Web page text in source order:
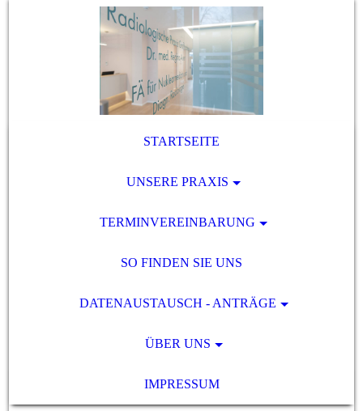
STARTSEITE
UNSERE PRAXIS
TERMINVEREINBARUNG
SO FINDEN SIE UNS
DATENAUSTAUSCH - ANTRÄGE
ÜBER UNS
IMPRESSUM